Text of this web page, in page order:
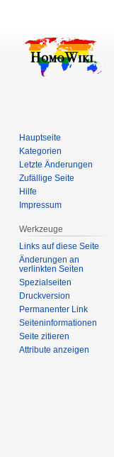
Hauptseite
Kategorien
Letzte Änderungen
Zufällige Seite
Hilfe
Impressum
Werkzeuge
Links auf diese Seite
Änderungen an
verlinkten Seiten
Spezialseiten
Druckversion
Permanenter Link
Seiten­­informationen
Seite zitieren
Attribute anzeigen